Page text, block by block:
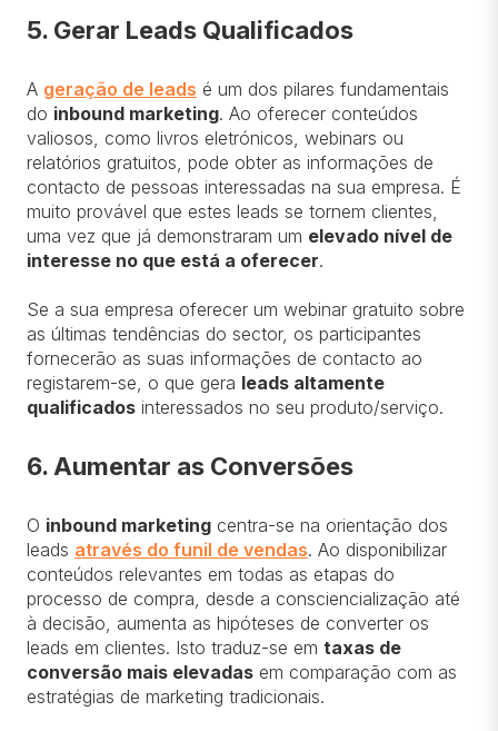
5. Gerar Leads Qualificados
A geração de leads é um dos pilares fundamentais
do inbound marketing. Ao oferecer conteúdos
valiosos, como livros eletrónicos, webinars ou
relatórios gratuitos, pode obter as informações de
contacto de pessoas interessadas na sua empresa. É
muito provável que estes leads se tornem clientes,
uma vez que já demonstraram um elevado nível de
interesse no que está a oferecer.
Se a sua empresa oferecer um webinar gratuito sobre
as últimas tendências do sector, os participantes
fornecerão as suas informações de contacto ao
registarem-se, o que gera leads altamente
qualificados interessados no seu produto/serviço.
6. Aumentar as Conversões
O inbound marketing centra-se na orientação dos
leads através do funil de vendas. Ao disponibilizar
conteúdos relevantes em todas as etapas do
processo de compra, desde a consciencialização até
à decisão, aumenta as hipóteses de converter os
leads em clientes. Isto traduz-se em taxas de
conversão mais elevadas em comparação com as
estratégias de marketing tradicionais.